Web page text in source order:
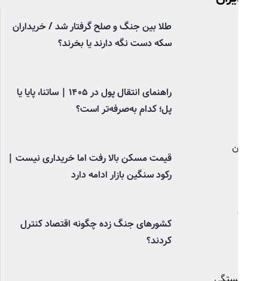
طلا بین جنگ و صلح گرفتار شد / خریداران
سکه دست نگه دارند یا بخرند؟
راهنمای انتقال پول در ۱۴۰۵ | ساتنا، پایا یا
پل؛ کدام به‌صرفه‌تر است؟
قیمت مسکن بالا رفت اما خریداری نیست |
رکود سنگین بازار ادامه دارد
کشورهای جنگ زده چگونه اقتصاد کنترل